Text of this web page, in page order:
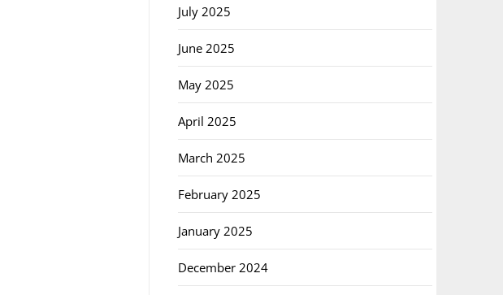
July 2025
June 2025
May 2025
April 2025
March 2025
February 2025
January 2025
December 2024